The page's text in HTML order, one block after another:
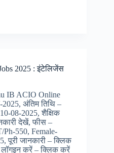
2025 : इंटेलिजेंस
IB ACIO Online
अंतिम तिथि –
08-2025, शैक्षिक
देखें, फीस –
Ph-550, Female-
पूरी जानकारी – क्लिक
करें – क्लिक करें